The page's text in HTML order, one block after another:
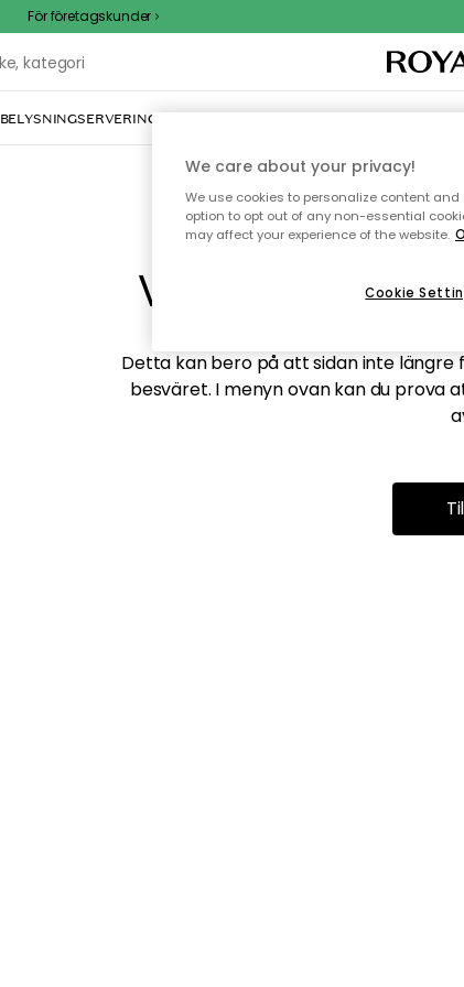
För företagskunder
BELYSNINGSERVERING INREDNINGTEXTIL & MATTORKÖKET
Vi hittar tyvärr
Detta kan bero på att sidan inte
besväret. I menyn ovan kan du prova
We care about your privacy!
We use cookies to personalize content
option to opt out of any non-essential
may affect your experience of the website.
Cookie